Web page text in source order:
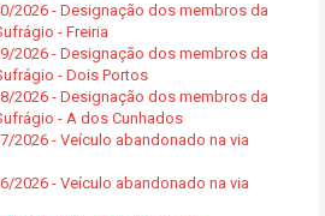
2026 - Designação dos membros da
- Freiria
2026 - Designação dos membros da
- Dois Portos
2026 - Designação dos membros da
- A dos Cunhados
2026 - Veículo abandonado na via
2026 - Veículo abandonado na via